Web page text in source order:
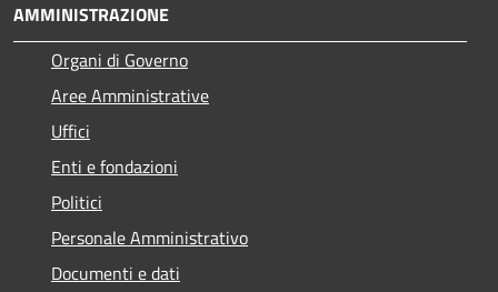
AMMINISTRAZIONE
Organi di Governo
Aree Amministrative
Uffici
Enti e fondazioni
Politici
Personale Amministrativo
Documenti e dati